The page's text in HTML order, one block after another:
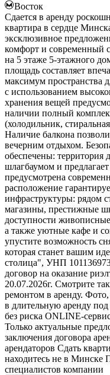
Восток
Сдается в аренду
квартира в сердце
эксклюзивное
комфорт и современный
на 5 этаже 5-этажного
площадь составляет
максимум пространства
с использованием
хранения вещей
наличии полный
(холодильник,
Наличие балкона
вечерним отдыхом.
обеспечены: территория
шлагбаумом и
предусмотрена
расположение
инфраструктуры: рядом
магазины, престижные
доступности
а также уютные кафе и
упустите возможность
которая станет вашим
столица", УНП
договор на оказание
20.07.2026г. Смотрите
ремонтом в аренду.
в длительную аренду
без риска ONLINE-
Только актуальные
заключения договора
арендаторов Сдать
находитесь не в Минске
специалистов компании